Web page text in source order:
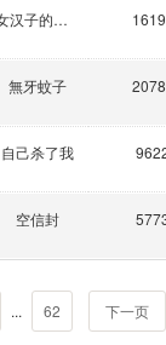
女汉子的长期饭票
無牙蚊子
自己杀了我
空信封
... 62 下一页